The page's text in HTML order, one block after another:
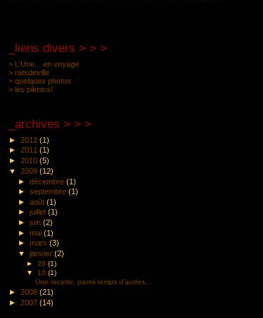
_liens divers ­> > >
> L'Une... en voyage
> ratsdeville
> quelques photos
> les piknics!
_archives > > >
►2012(1)
►2011(1)
►2010(5)
▼2009(12)
►décembre(1)
►septembre(1)
►août(1)
►juillet(1)
►juin(2)
►mai(1)
►mars(3)
▼janvier(2)
►29(1)
▼ 10(1)
Une recette, parmi temps d'autres...
►2008(21)
►2007(14)